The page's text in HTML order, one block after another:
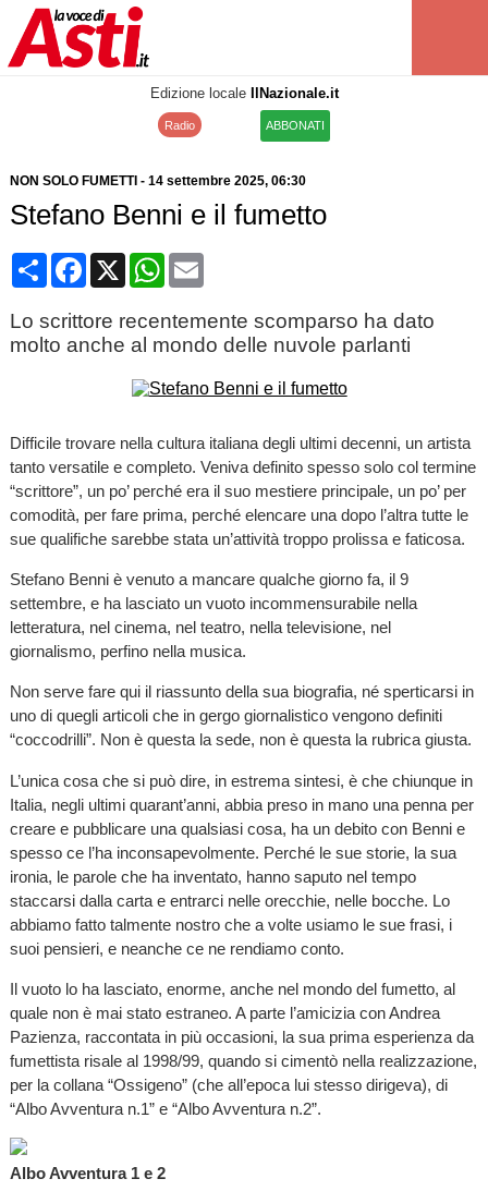
Edizione locale IlNazionale.it
Radio ABBONATI
NON SOLO FUMETTI - 14 settembre 2025, 06:30
Stefano Benni e il fumetto
CondividiFacebook
X WhatsApp
Email
Lo scrittore recentemente scomparso ha dato
molto anche al mondo delle nuvole parlanti
Difficile trovare nella cultura italiana degli ultimi decenni, un artista
tanto versatile e completo. Veniva definito spesso solo col termine
“scrittore”, un po’ perché era il suo mestiere principale, un po’ per
comodità, per fare prima, perché elencare una dopo l’altra tutte le
sue qualifiche sarebbe stata un’attività troppo prolissa e faticosa.
Stefano Benni è venuto a mancare qualche giorno fa, il 9
settembre, e ha lasciato un vuoto incommensurabile nella
letteratura, nel cinema, nel teatro, nella televisione, nel
giornalismo, perfino nella musica.
Non serve fare qui il riassunto della sua biografia, né sperticarsi in
uno di quegli articoli che in gergo giornalistico vengono definiti
“coccodrilli”. Non è questa la sede, non è questa la rubrica giusta.
L’unica cosa che si può dire, in estrema sintesi, è che chiunque in
Italia, negli ultimi quarant’anni, abbia preso in mano una penna per
creare e pubblicare una qualsiasi cosa, ha un debito con Benni e
spesso ce l’ha inconsapevolmente. Perché le sue storie, la sua
ironia, le parole che ha inventato, hanno saputo nel tempo
staccarsi dalla carta e entrarci nelle orecchie, nelle bocche. Lo
abbiamo fatto talmente nostro che a volte usiamo le sue frasi, i
suoi pensieri, e neanche ce ne rendiamo conto.
Il vuoto lo ha lasciato, enorme, anche nel mondo del fumetto, al
quale non è mai stato estraneo. A parte l’amicizia con Andrea
Pazienza, raccontata in più occasioni, la sua prima esperienza da
fumettista risale al 1998/99, quando si cimentò nella realizzazione,
per la collana “Ossigeno” (che all’epoca lui stesso dirigeva), di
“Albo Avventura n.1” e “Albo Avventura n.2”.
Albo Avventura 1 e 2